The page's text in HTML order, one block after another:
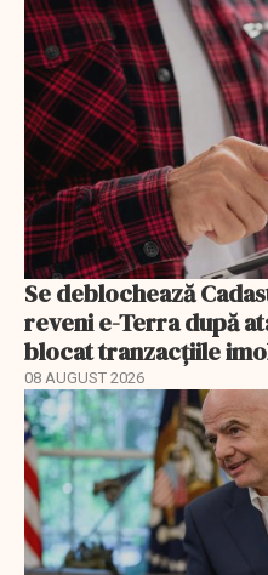
Se deblochează
reveni e-Terra după
blocat tranzacțiile
08 AUGUST 2026